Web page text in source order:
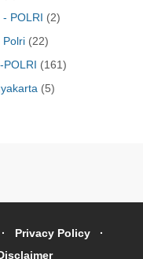
- POLRI (2)
Polri (22)
POLRI (161)
(5)
Privacy Policy